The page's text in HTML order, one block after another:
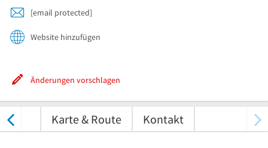
[email protected]
Website hinzufügen
Änderungen vorschlagen
Karte & Route Kontakt